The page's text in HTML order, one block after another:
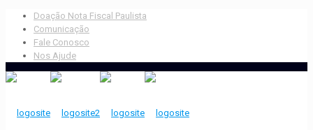
Doação Nota Fiscal Paulista
Comunicação
Fale Conosco
Nos Ajude